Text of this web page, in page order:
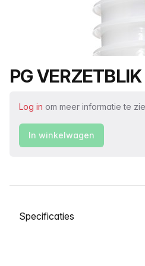
Productnaam
PG
Log in om meer informatie te
In winkelwagen
Selecteer een tabblad